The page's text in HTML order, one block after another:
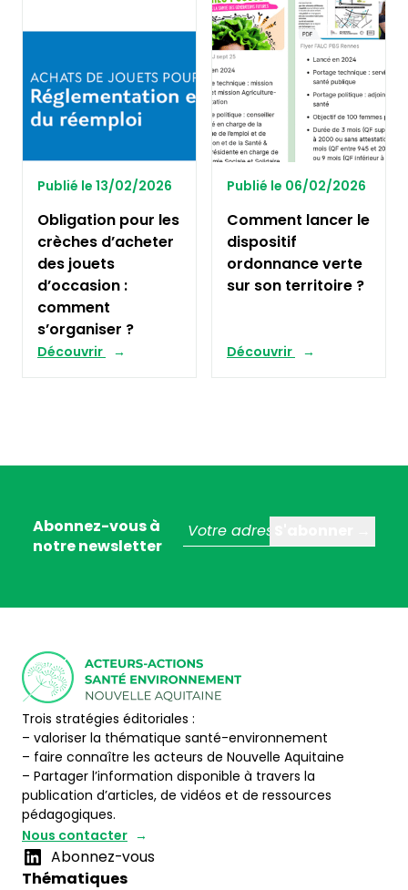
Publié le 13/02/2026
Obligation pour les
crèches d’acheter
des jouets
d’occasion :
comment
s’organiser ?
Découvrir
Publié le 06/02/2026
Comment lancer le
dispositif
ordonnance verte
sur son territoire ?
Découvrir
Abonnez-vous à
notre newsletter
Trois stratégies éditoriales :
– valoriser la thématique santé-environnement
– faire connaître les acteurs de Nouvelle Aquitaine
– Partager l’information disponible à travers la
publication d’articles, de vidéos et de ressources
pédagogiques.
Nous contacter
Abonnez-vous
Thématiques